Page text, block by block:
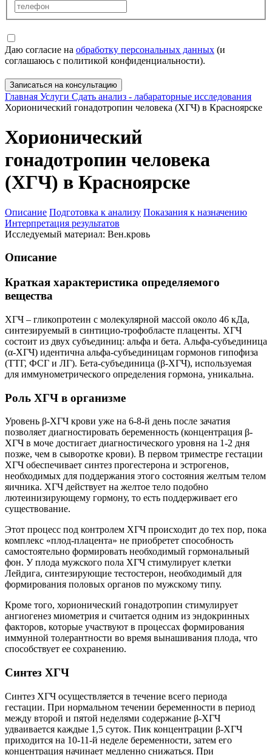
Даю согласие на обработку персональных данных (и
соглашаюсь с политикой конфиденциальности).
Записаться на консультацию
Главная Услуги Сдать анализ - лабараторные исследования
Хорионический гонадотропин человека (ХГЧ) в Красноярске
Хорионический
гонадотропин человека
(ХГЧ) в Красноярске
Описание Подготовка к анализу Показания к назначению
Интерпретация результатов
Исследуемый материал: Вен.кровь
Описание
Краткая характеристика определяемого
вещества
ХГЧ – гликопротеин с молекулярной массой около 46 кДа,
синтезируемый в синтицио-трофобласте плаценты. ХГЧ
состоит из двух субъединиц: альфа и бета. Альфа-субъединица
(α-ХГЧ) идентична альфа-субъединицам гормонов гипофиза
(ТТГ, ФСГ и ЛГ). Бета-субъединица (β-ХГЧ), используемая
для иммунометрического определения гормона, уникальна.
Роль ХГЧ в организме
Уровень β-ХГЧ крови уже на 6-8-й день после зачатия
позволяет диагностировать беременность (концентрация β-
ХГЧ в моче достигает диагностического уровня на 1-2 дня
позже, чем в сыворотке крови). В первом триместре гестации
ХГЧ обеспечивает синтез прогестерона и эстрогенов,
необходимых для поддержания этого состояния желтым телом
яичника. ХГЧ действует на желтое тело подобно
лютеинизирующему гормону, то есть поддерживает его
существование.
Этот процесс под контролем ХГЧ происходит до тех пор, пока
комплекс «плод-плацента» не приобретет способность
самостоятельно формировать необходимый гормональный
фон. У плода мужского пола ХГЧ стимулирует клетки
Лейдига, синтезирующие тестостерон, необходимый для
формирования половых органов по мужскому типу.
Кроме того, хорионический гонадотропин стимулирует
ангиогенез миометрия и считается одним из эндокринных
факторов, которые участвуют в процессах формирования
иммунной толерантности во время вынашивания плода, что
способствует ее сохранению.
Синтез ХГЧ
Синтез ХГЧ осуществляется в течение всего периода
гестации. При нормальном течении беременности в период
между второй и пятой неделями содержание β-ХГЧ
удваивается каждые 1,5 суток. Пик концентрации β-ХГЧ
приходится на 10-11-й неделе беременности, затем его
концентрация начинает медленно снижаться. При